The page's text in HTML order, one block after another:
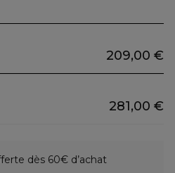
209,00 €
281,00 €
dès 60€ d’achat